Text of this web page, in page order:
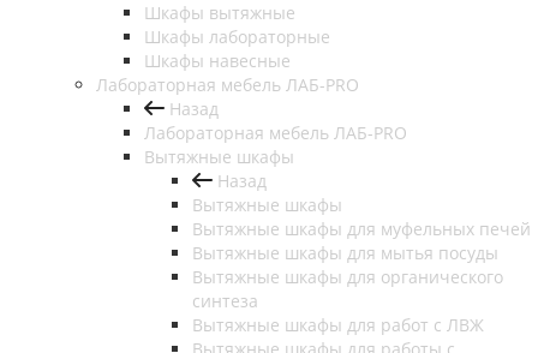
Шкафы вытяжные
Шкафы лабораторные
Шкафы навесные
Лабораторная мебель ЛАБ-PRO
Назад
Лабораторная мебель ЛАБ-PRO
Вытяжные шкафы
Назад
Вытяжные шкафы
Вытяжные шкафы для муфельных печей
Вытяжные шкафы для мытья посуды
Вытяжные шкафы для органического
синтеза
Вытяжные шкафы для работ с ЛВЖ